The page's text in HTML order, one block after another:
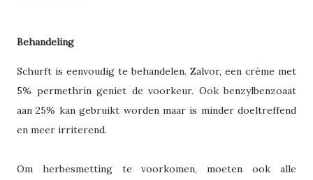
Behandeling
Schurft is eenvoudig te behandelen. Zalvor, een crème met
5% permethrin geniet de voorkeur. Ook benzylbenzoaat
aan 25% kan gebruikt worden maar is minder doeltreffend
en meer irriterend.
Om herbesmetting te voorkomen, moeten ook alle